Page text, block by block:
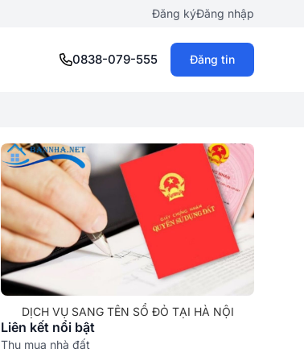
Đăng kýĐăng nhập
0838-079-555 Đăng tin
DỊCH VỤ SANG TÊN SỔ ĐỎ TẠI HÀ NỘI
Liên kết nổi bật
Thu mua nhà đất